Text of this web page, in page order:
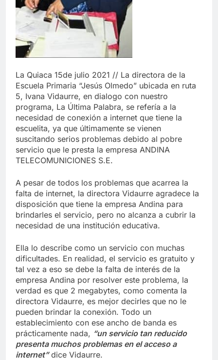
La Quiaca 15de julio 2021 // La directora de la
Escuela Primaria “Jesús Olmedo” ubicada en ruta
5, Ivana Vidaurre, en dialogo con nuestro
programa, La Última Palabra, se refería a la
necesidad de conexión a internet que tiene la
escuelita, ya que últimamente se vienen
suscitando serios problemas debido al pobre
servicio que le presta la empresa ANDINA
TELECOMUNICIONES S.E.
A pesar de todos los problemas que acarrea la
falta de internet, la directora Vidaurre agradece la
disposición que tiene la empresa Andina para
brindarles el servicio, pero no alcanza a cubrir la
necesidad de una institución educativa.
Ella lo describe como un servicio con muchas
dificultades. En realidad, el servicio es gratuito y
tal vez a eso se debe la falta de interés de la
empresa Andina por resolver este problema, la
verdad es que 2 megabytes, como comenta la
directora Vidaurre, es mejor decirles que no le
pueden brindar la conexión. Todo un
establecimiento con ese ancho de banda es
prácticamente nada, “un servicio tan reducido
presenta muchos problemas en el acceso a
internet”dice Vidaurre.